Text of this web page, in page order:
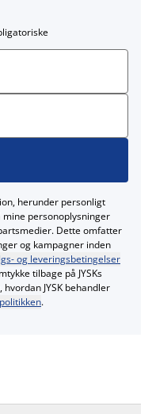
herunder personligt
personoplysninger
Dette omfatter
og kampagner inden
og leveringsbetingelser
tilbage på JYSKs
JYSK behandler
.